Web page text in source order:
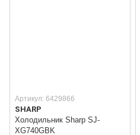
Артикул: 6429866
SHARP
Холодильник Sharp SJ-
XG740GBK